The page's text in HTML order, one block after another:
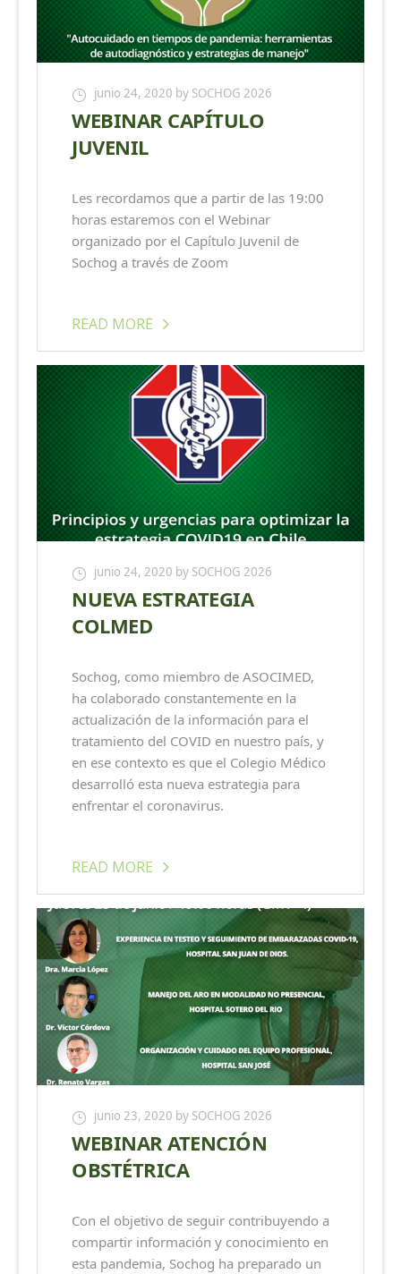
junio 24, 2020 by SOCHOG 2026
WEBINAR CAPÍTULO
JUVENIL
Les recordamos que a partir de las 19:00
horas estaremos con el Webinar
organizado por el Capítulo Juvenil de
Sochog a través de Zoom
READ MORE
junio 24, 2020 by SOCHOG 2026
NUEVA ESTRATEGIA
COLMED
Sochog, como miembro de ASOCIMED,
ha colaborado constantemente en la
actualización de la información para el
tratamiento del COVID en nuestro país, y
en ese contexto es que el Colegio Médico
desarrolló esta nueva estrategia para
enfrentar el coronavirus.
READ MORE
junio 23, 2020 by SOCHOG 2026
WEBINAR ATENCIÓN
OBSTÉTRICA
Con el objetivo de seguir contribuyendo a
compartir información y conocimiento en
esta pandemia, Sochog ha preparado un